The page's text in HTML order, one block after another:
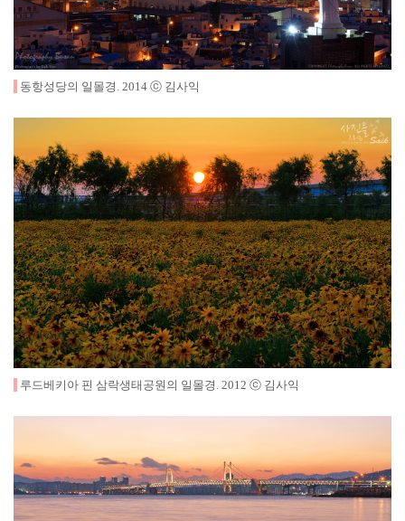
동항성당의 일몰경. 2014 ⓒ 김사익
루드베키아 핀 삼락생태공원의 일몰경 2012 ⓒ 김사익